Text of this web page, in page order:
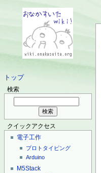
トップ
検索
クイックアクセス
電子工作
プロトタイピング
Arduino
M5Stack